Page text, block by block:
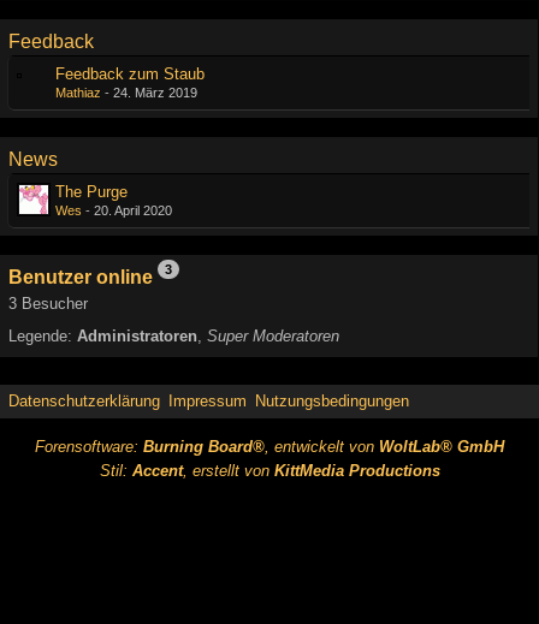
Feedback
Feedback zum Staub
Mathiaz - 24. März 2019
News
The Purge
Wes - 20. April 2020
Benutzer online 3
3 Besucher
Legende: Administratoren Super Moderatoren
Datenschutzerklärung Impressum Nutzungsbedingungen
Forensoftware: Burning Board®, entwickelt von WoltLab® GmbH
Stil: Accent, erstellt von KittMedia Productions